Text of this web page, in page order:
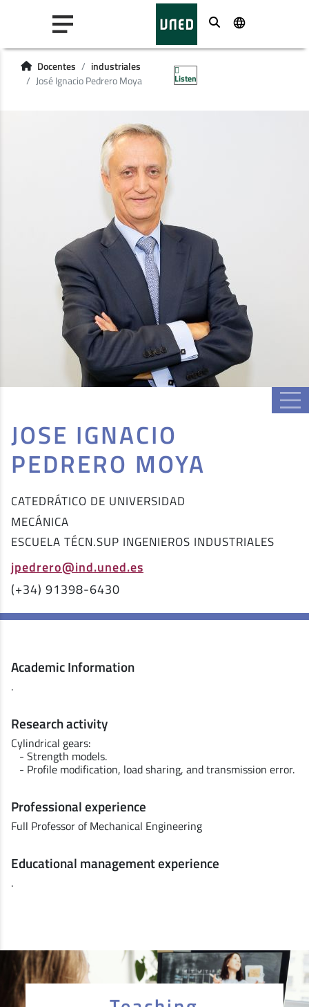
Buscar
Docentes
industriales
José Ignacio Pedrero Moya
Listen
JOSE IGNACIO
PEDRERO MOYA
CATEDRÁTICO DE UNIVERSIDAD
MECÁNICA
ESCUELA TÉCN.SUP INGENIEROS INDUSTRIALES
jpedrero@ind.uned.es
(+34) 91398-6430
Academic Information
.
Research activity
Cylindrical gears:
- Strength models.
- Profile modification, load sharing, and transmission error.
Professional experience
Full Professor of Mechanical Engineering
Educational management experience
.